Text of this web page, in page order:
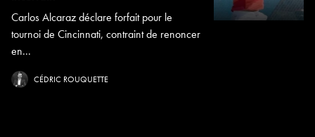
Carlos Alcaraz déclare forfait pour le
tournoi de Cincinnati, contraint de renoncer
en...
CÉDRIC ROUQUETTE